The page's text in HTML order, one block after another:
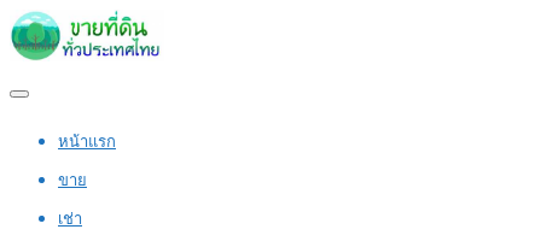
หน้าแรก
ขาย
เช่า